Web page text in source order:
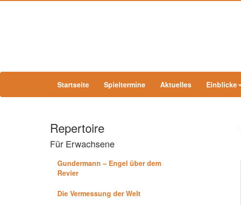
Startseite Spieltermine Aktuelles Einblicke
Repertoire
Für Erwachsene
Gundermann – Engel über dem
Revier
Die Vermessung der Welt